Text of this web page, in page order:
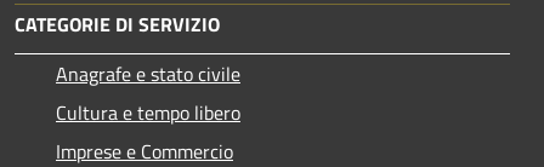
CATEGORIE DI SERVIZIO
Anagrafe e stato civile
Cultura e tempo libero
Imprese e Commercio